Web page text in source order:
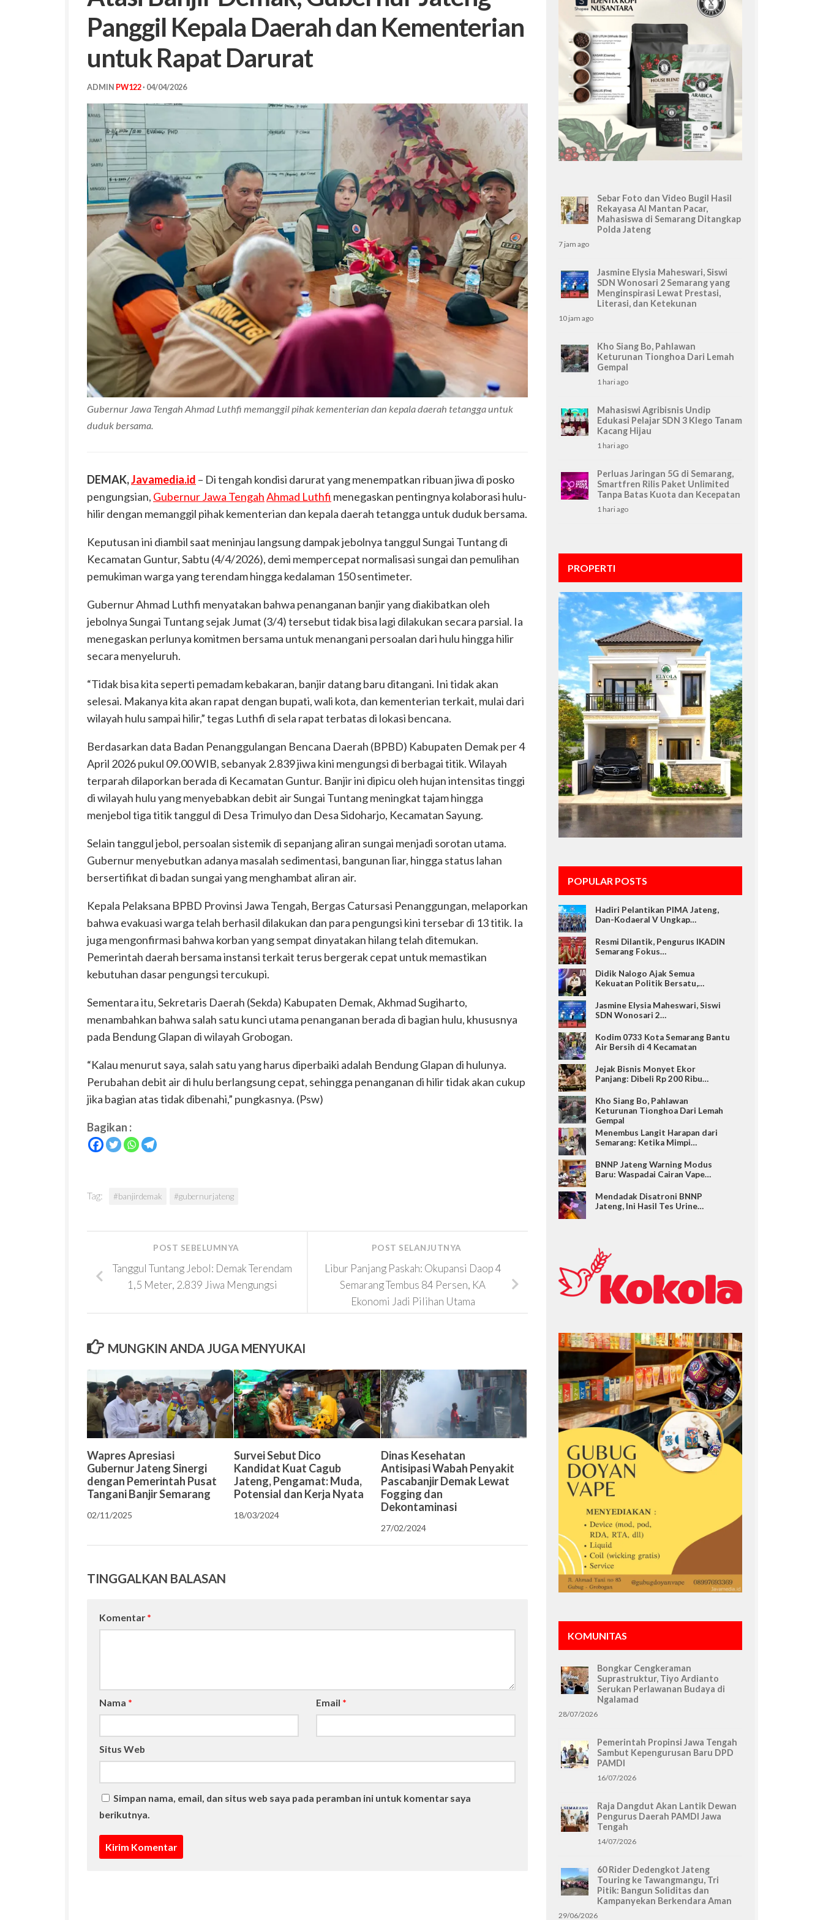
Panggil Kepala Daerah dan Kementerian
untuk Rapat Darurat
ADMIN PW122· 04/04/2026
Gubernur Jawa Tengah Ahmad Luthfi memanggil pihak kementerian dan kepala daerah tetangga untuk
duduk bersama.
DEMAK,Javamedia.id – Di tengah kondisi darurat yang menempatkan ribuan jiwa di posko
pengungsian, Gubernur Jawa TengahAhmad Luthfi menegaskan pentingnya kolaborasi hulu-
hilir dengan memanggil pihak kementerian dan kepala daerah tetangga untuk duduk bersama.
Keputusan ini diambil saat meninjau langsung dampak jebolnya tanggul Sungai Tuntang di
Kecamatan Guntur, Sabtu (4/4/2026), demi mempercepat normalisasi sungai dan pemulihan
pemukiman warga yang terendam hingga kedalaman 150 sentimeter.
Gubernur Ahmad Luthfi menyatakan bahwa penanganan banjir yang diakibatkan oleh
jebolnya Sungai Tuntang sejak Jumat (3/4) tersebut tidak bisa lagi dilakukan secara parsial. Ia
menegaskan perlunya komitmen bersama untuk menangani persoalan dari hulu hingga hilir
secara menyeluruh.
“Tidak bisa kita seperti pemadam kebakaran, banjir datang baru ditangani. Ini tidak akan
selesai. Makanya kita akan rapat dengan bupati, wali kota, dan kementerian terkait, mulai dari
wilayah hulu sampai hilir,” tegas Luthfi di sela rapat terbatas di lokasi bencana.
Berdasarkan data Badan Penanggulangan Bencana Daerah (BPBD) Kabupaten Demak per 4
April 2026 pukul 09.00 WIB, sebanyak 2.839 jiwa kini mengungsi di berbagai titik. Wilayah
terparah dilaporkan berada di Kecamatan Guntur. Banjir ini dipicu oleh hujan intensitas tinggi
di wilayah hulu yang menyebabkan debit air Sungai Tuntang meningkat tajam hingga
menjebol tiga titik tanggul di Desa Trimulyo dan Desa Sidoharjo, Kecamatan Sayung.
Selain tanggul jebol, persoalan sistemik di sepanjang aliran sungai menjadi sorotan utama.
Gubernur menyebutkan adanya masalah sedimentasi, bangunan liar, hingga status lahan
bersertifikat di badan sungai yang menghambat aliran air.
Kepala Pelaksana BPBD Provinsi Jawa Tengah, Bergas Catursasi Penanggungan, melaporkan
bahwa evakuasi warga telah berhasil dilakukan dan para pengungsi kini tersebar di 13 titik. Ia
juga mengonfirmasi bahwa korban yang sempat dinyatakan hilang telah ditemukan.
Pemerintah daerah bersama instansi terkait terus bergerak cepat untuk memastikan
kebutuhan dasar pengungsi tercukupi.
Sementara itu, Sekretaris Daerah (Sekda) Kabupaten Demak, Akhmad Sugiharto,
menambahkan bahwa salah satu kunci utama penanganan berada di bagian hulu, khususnya
pada Bendung Glapan di wilayah Grobogan.
“Kalau menurut saya, salah satu yang harus diperbaiki adalah Bendung Glapan di hulunya.
Perubahan debit air di hulu berlangsung cepat, sehingga penanganan di hilir tidak akan cukup
jika bagian atas tidak dibenahi,” pungkasnya. (Psw)
Bagikan :
Tag: #banjirdemak #gubernurjateng
POST SELANJUTNYA
Libur Panjang Paskah: Okupansi Daop 4
Semarang Tembus 84 Persen, KA
Ekonomi Jadi Pilihan Utama
POST SEBELUMNYA
Tanggul Tuntang Jebol: Demak Terendam
1,5 Meter, 2.839 Jiwa Mengungsi
MUNGKIN ANDA JUGA MENYUKAI
Wapres Apresiasi
Gubernur Jateng Sinergi
dengan Pemerintah Pusat
Tangani Banjir Semarang
02/11/2025
Survei Sebut Dico
Kandidat Kuat Cagub
Jateng, Pengamat: Muda,
Potensial dan Kerja Nyata
18/03/2024
Dinas Kesehatan
Antisipasi Wabah Penyakit
Pascabanjir Demak Lewat
Fogging dan
Dekontaminasi
27/02/2024
TINGGALKAN BALASAN
Komentar *
Nama * Email *
Situs Web
Simpan nama, email, dan situs web saya pada peramban ini untuk komentar saya
berikutnya.
Sebar Foto dan Video Bugil Hasil
Rekayasa AI Mantan Pacar,
Mahasiswa di Semarang Ditangkap
Polda Jateng
7 jam ago
Jasmine Elysia Maheswari, Siswi
SDN Wonosari 2 Semarang yang
Menginspirasi Lewat Prestasi,
Literasi, dan Ketekunan
10 jam ago
Kho Siang Bo, Pahlawan
Keturunan Tionghoa Dari Lemah
Gempal
1 hari ago
Mahasiswi Agribisnis Undip
Edukasi Pelajar SDN 3 Klego Tanam
Kacang Hijau
1 hari ago
Perluas Jaringan 5G di Semarang,
Smartfren Rilis Paket Unlimited
Tanpa Batas Kuota dan Kecepatan
1 hari ago
PROPERTI
POPULAR POSTS
Hadiri Pelantikan PIMA Jateng,
Dan-Kodaeral V Ungkap…
Resmi Dilantik, Pengurus IKADIN
Semarang Fokus…
Didik Nalogo Ajak Semua
Kekuatan Politik Bersatu,…
Jasmine Elysia Maheswari, Siswi
SDN Wonosari 2…
Kodim 0733 Kota Semarang Bantu
Air Bersih di 4 Kecamatan
Jejak Bisnis Monyet Ekor
Panjang: Dibeli Rp 200 Ribu…
Kho Siang Bo, Pahlawan
Keturunan Tionghoa Dari Lemah
Gempal
Menembus Langit Harapan dari
Semarang: Ketika Mimpi…
BNNP Jateng Warning Modus
Baru: Waspadai Cairan Vape…
Mendadak Disatroni BNNP
Jateng, Ini Hasil Tes Urine…
KOMUNITAS
Bongkar Cengkeraman
Suprastruktur, Tiyo Ardianto
Serukan Perlawanan Budaya di
Ngalamad
28/07/2026
Pemerintah Propinsi Jawa Tengah
Sambut Kepengurusan Baru DPD
PAMDI
16/07/2026
Raja Dangdut Akan Lantik Dewan
Pengurus Daerah PAMDI Jawa
Tengah
14/07/2026
60 Rider Dedengkot Jateng
Touring ke Tawangmangu, Tri
Pitik: Bangun Soliditas dan
Kampanyekan Berkendara Aman
29/06/2026